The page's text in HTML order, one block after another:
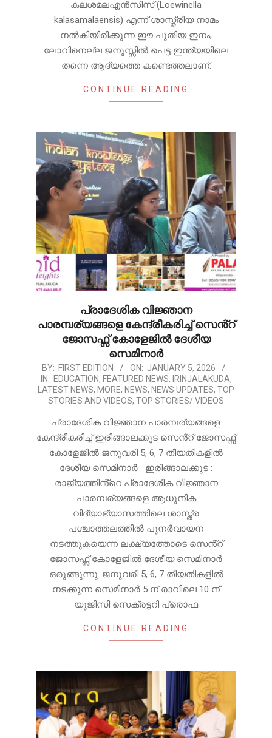
കലശമലഎൻസിസ് (Loewinella
kalasamalaensis) എന്ന് ശാസ്ത്രീയ നാമം
നൽകിയിരിക്കുന്ന ഈ പുതിയ ഇനം,
ലോവിനെല്ല ജനുസ്സിൽ പെട്ട ഇന്ത്യയിലെ
തന്നെ ആദ്യത്തെ കണ്ടെത്തലാണ്.
CONTINUE READING
പ്രാദേശിക വിജ്ഞാന
പാരമ്പര്യങ്ങളെ കേന്ദ്രീകരിച്ച് സെൻ്റ്
ജോസഫ്സ് കോളേജിൽ ദേശീയ
സെമിനാർ
2026-
01-
BY: FIRST EDITION ON: JANUARY 5, 2026
IN: EDUCATION, FEATURED NEWS, IRINJALAKUDA,
LATEST NEWS, MORE, NEWS, NEWS UPDATES, TOP
STORIES AND VIDEOS, TOP STORIES/ VIDEOS
പ്രാദേശിക വിജ്ഞാന പാരമ്പര്യങ്ങളെ
കേന്ദ്രീകരിച്ച് ഇരിങ്ങാലക്കുട സെൻ്റ് ജോസഫ്സ്
കോളേജിൽ ജനുവരി 5, 6, 7 തീയതികളിൽ
ദേശീയ സെമിനാർ ഇരിങ്ങാലക്കുട :
രാജ്യത്തിൻ്റെ പ്രാദേശിക വിജ്ഞാന
പാരമ്പര്യങ്ങളെ ആധുനിക
വിദ്യാഭ്യാസത്തിലെ ശാസ്ത്ര
പശ്ചാത്തലത്തിൽ പുനർവായന
നടത്തുകയെന്ന ലക്ഷ്യത്തോടെ സെൻ്റ്
ജോസഫ്സ് കോളേജിൽ ദേശീയ സെമിനാർ
ഒരുങ്ങുന്നു. ജനുവരി 5, 6, 7 തീയതികളിൽ
നടക്കുന്ന സെമിനാർ 5 ന് രാവിലെ 10 ന്
യുജിസി സെക്രട്ടറി പ്രൊഫ
CONTINUE READING